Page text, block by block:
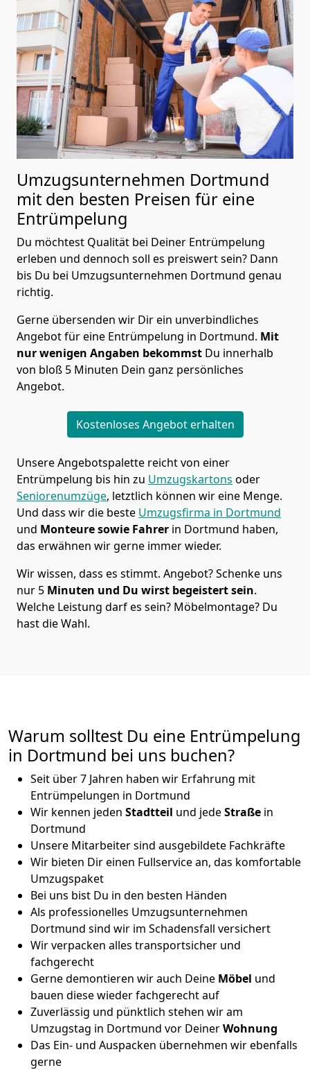
Umzugsunternehmen Dortmund
mit den besten Preisen für eine
Entrümpelung
Du möchtest Qualität bei Deiner Entrümpelung
erleben und dennoch soll es preiswert sein? Dann
bis Du bei Umzugsunternehmen Dortmund genau
richtig.
Gerne übersenden wir Dir ein unverbindliches
Angebot für eine Entrümpelung in Dortmund. Mit
nur wenigen Angaben bekommst Du innerhalb
von bloß 5 Minuten Dein ganz persönliches
Angebot.
Kostenloses Angebot erhalten
Unsere Angebotspalette reicht von einer
Entrümpelung bis hin zu Umzugskartons oder
Seniorenumzüge, letztlich können wir eine Menge.
Und dass wir die beste Umzugsfirma in Dortmund
und Monteuresowie Fahrer in Dortmund haben,
das erwähnen wir gerne immer wieder.
Wir wissen, dass es stimmt. Angebot? Schenke uns
nur 5 Minuten und Du wirst begeistert sein.
Welche Leistung darf es sein? Möbelmontage? Du
hast die Wahl.
Warum solltest Du eine Entrümpelung
in Dortmund bei uns buchen?
Seit über 7 Jahren haben wir Erfahrung mit
Entrümpelungen in Dortmund
Wir kennen jeden Stadtteil und jedeStraße in
Dortmund
Unsere Mitarbeiter sind ausgebildete Fachkräfte
Wir bieten Dir einen Fullservice an, das komfortable
Umzugspaket
Bei uns bist Du in den besten Händen
Als professionelles Umzugsunternehmen
Dortmund sind wir im Schadensfall versichert
Wir verpacken alles transportsicher und
fachgerecht
Gerne demontieren wir auch Deine Möbel und
bauen diese wieder fachgerecht auf
Zuverlässig und pünktlich stehen wir am
Umzugstag in Dortmund vor DeinerWohnung
Das Ein- und Auspacken übernehmen wir ebenfalls
gerne